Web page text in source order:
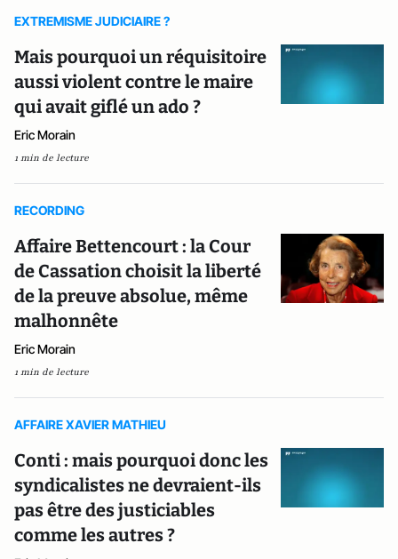
EXTREMISME JUDICIAIRE ?
Mais pourquoi un réquisitoire
aussi violent contre le maire
qui avait giflé un ado ?
Eric Morain
1 min de lecture
RECORDING
Affaire Bettencourt : la Cour
de Cassation choisit la liberté
de la preuve absolue, même
malhonnête
Eric Morain
1 min de lecture
AFFAIRE XAVIER MATHIEU
Conti : mais pourquoi donc les
syndicalistes ne devraient-ils
pas être des justiciables
comme les autres ?